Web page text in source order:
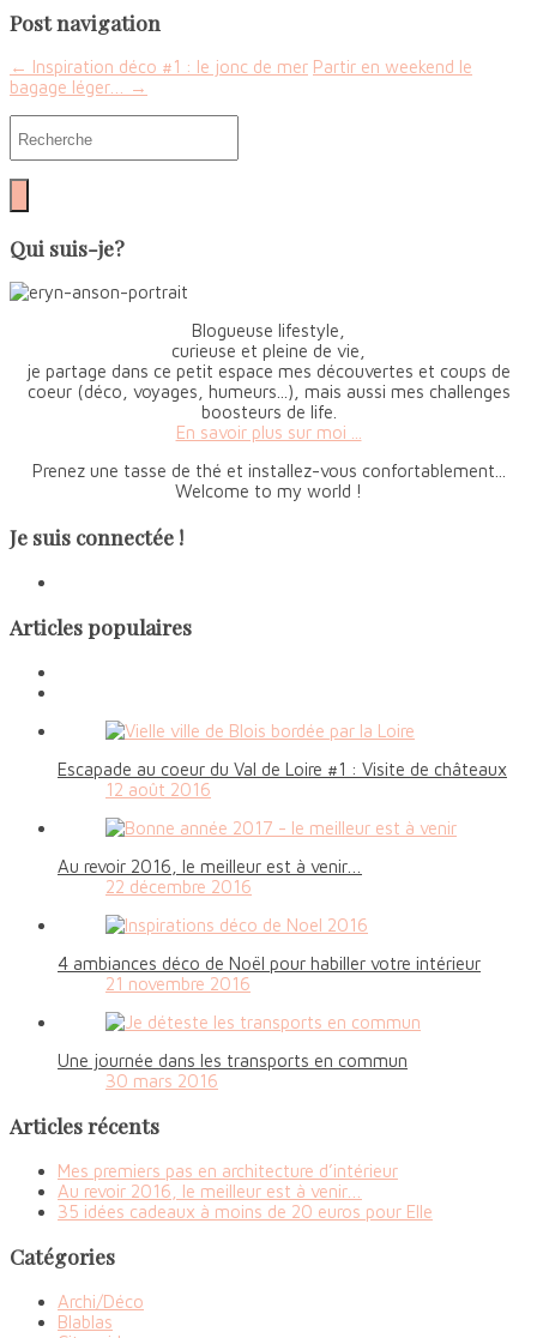
Post navigation
← Inspiration déco #1 : le jonc de mer Partir en weekend le
bagage léger…
→
Qui suis-je?
Blogueuse lifestyle,
curieuse et pleine de vie,
je partage dans ce petit espace mes découvertes et coups de
coeur (déco, voyages, humeurs...), mais aussi mes challenges
boosteurs de life.
En savoir plus sur moi ...
Prenez une tasse de thé et installez-vous confortablement...
Welcome to my world !
Je suis connectée !
Articles populaires
Escapade au coeur du Val de Loire #1 : Visite de châteaux
12 août 2016
Au revoir 2016, le meilleur est à venir…
22 décembre 2016
4 ambiances déco de Noël pour habiller votre intérieur
21 novembre 2016
Une journée dans les transports en commun
30 mars 2016
Articles récents
Mes premiers pas en architecture d’intérieur
Au revoir 2016, le meilleur est à venir…
35 idées cadeaux à moins de 20 euros pour Elle
Catégories
Archi/Déco
Blablas